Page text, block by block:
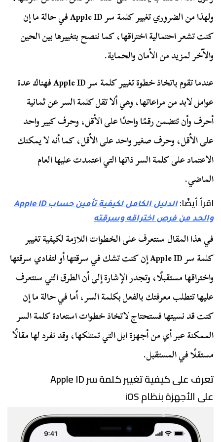
ولهذا من الضروري تغيير كلمة سر Apple ID في حالة ما إن
كنت تشعر احتمالية اختراقها، كما ننصح بتغييرها بين الحين
والآخر لمزيد من الأمان والحماية.
عندما تقوم باتخاذ خطوة تغيير كلمة سر Apple ID فهناك عدة
عوامل لابد من مراعاتها، وهي ألا تقل كلمة السر عن ثمانية
أحرف وأن تتضمن رقمًا واحدًا على الأقل، وحرف كبير واحد
على الأقل، وحرف صغير واحد على الأقل، كما أنه لا يمكنك
الاعتماد على كلمة السر ذاتها التي اعتمدت عليها العام
الماضي.
اقرأ أيضًا:
الدليل الكامل لكيفية تأمين حساب Apple ID
والحد من فرص اختراقه وسرقته
في هذا المقال سنتعرف على الخطوات اللازمة لكيفية تغيير
كلمة سر Apple ID إن كنت تشك في سرقتها أو لتفادي سرقتها
واختراقها مستقبلًا، وتجدر الإشارة إلى أن الطرق التي سنتعرف
عليها تتطلب معرفتك بالفعل بكلمة السر، أما في حالة ما إن
كنت قد نسيتها فستحتاج لاتخاذ خطوات استعادة كلمة السر
الممكنة عبر أي من أجهزة ابل التي تمتلكها، وقد نفرد لها مقالًا
مستقلًا في المستقبل.
تعرف على كيفية تغيير كلمة سر Apple ID
على الأجهزة بنظام iOS